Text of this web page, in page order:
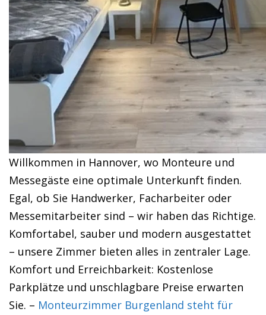
Willkommen in Hannover, wo Monteure und
Messegäste eine optimale Unterkunft finden.
Egal, ob Sie Handwerker, Facharbeiter oder
Messemitarbeiter sind – wir haben das Richtige.
Komfortabel, sauber und modern ausgestattet
– unsere Zimmer bieten alles in zentraler Lage.
Komfort und Erreichbarkeit: Kostenlose
Parkplätze und unschlagbare Preise erwarten
Sie. – Monteurzimmer Burgenland steht für